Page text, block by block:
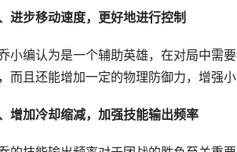
进步移动速度，更好地进行控制
小编认为是一个辅助英雄，在对局中需
而且还能增加一定的物理防御力，增强小
增加冷却缩减，加强技能输出频率